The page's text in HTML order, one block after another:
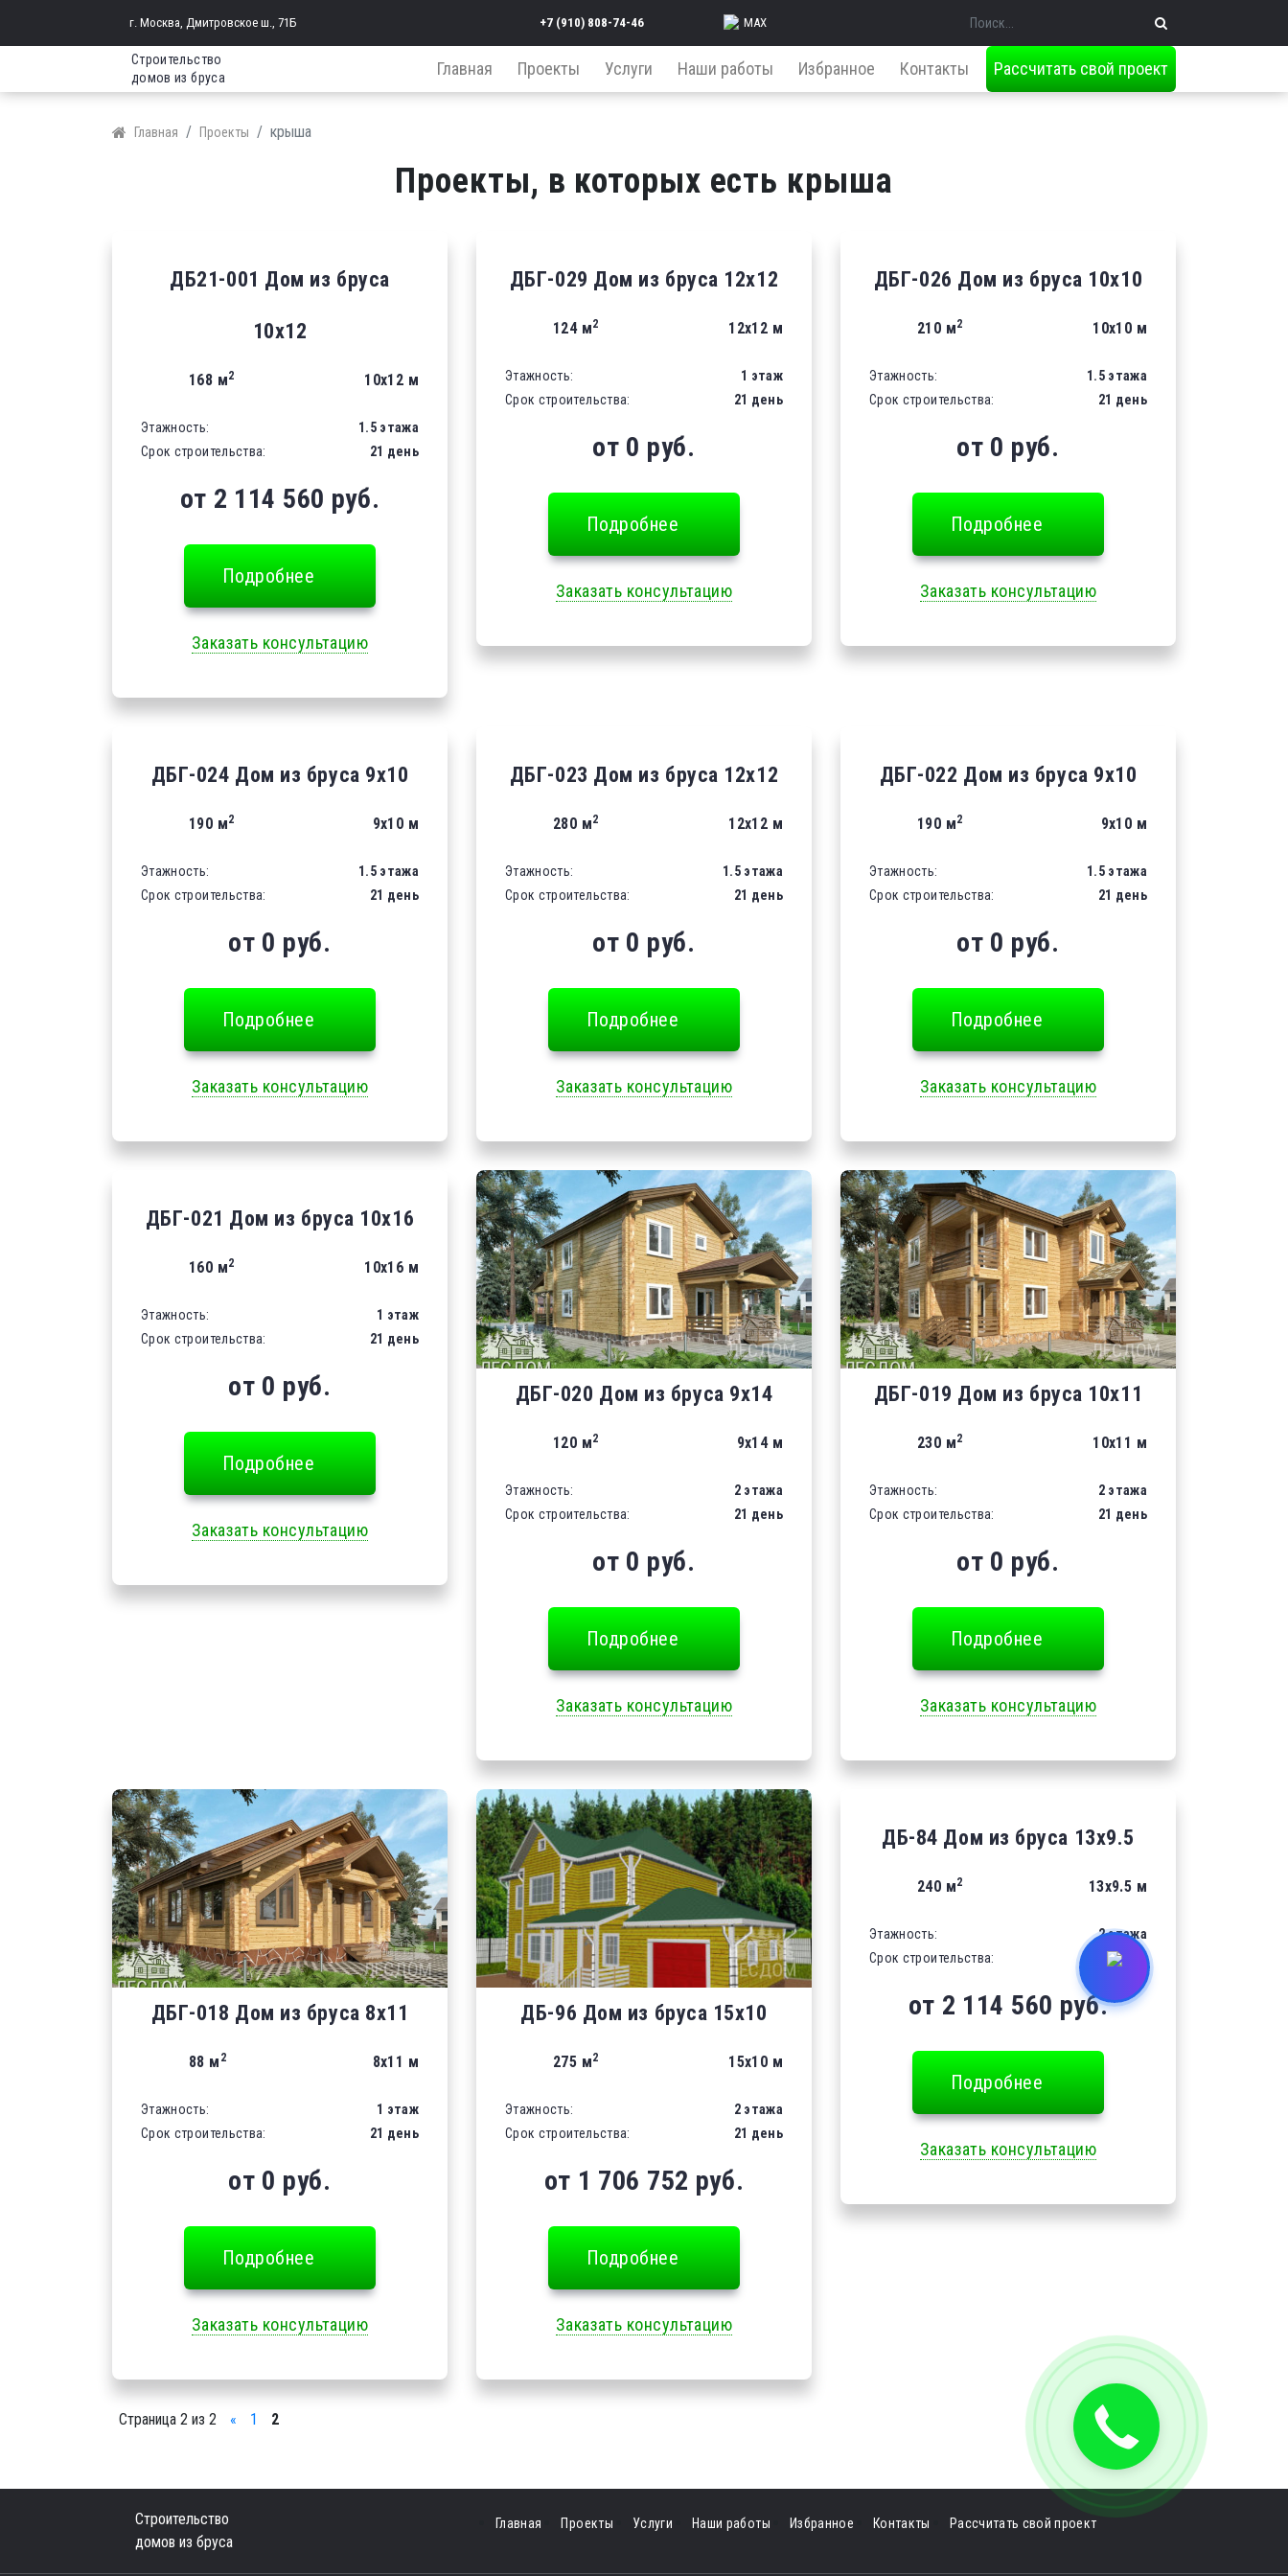
г. Москва, Дмитровское ш., 71Б MAX
+7 (910) 808-74-46 Поиск
Строительство
домов из бруса
Главная Проекты Услуги Наши работы Избранное Контакты Рассчитать свой проект
Главная Проекты крыша
Проекты, в которых есть крыша
ДБ21-001 Дом из бруса
10х12
168 м2 10х12 м
Этажность:
1.5 этажа
Срок строительства:
21 день
от 2 114 560 руб.
Подробнее
Заказать консультацию
ДБГ-029 Дом из бруса 12х12
124 м2 12х12 м
Этажность:
1 этаж
Срок строительства:
21 день
от 0 руб.
Подробнее
Заказать консультацию
ДБГ-026 Дом из бруса 10х10
210 м2 10х10 м
Этажность:
1.5 этажа
Срок строительства:
21 день
от 0 руб.
Подробнее
Заказать консультацию
ДБГ-024 Дом из бруса 9х10
190 м2 9х10 м
Этажность:
1.5 этажа
Срок строительства:
21 день
от 0 руб.
Подробнее
Заказать консультацию
ДБГ-023 Дом из бруса 12х12
280 м2 12х12 м
Этажность:
1.5 этажа
Срок строительства:
21 день
от 0 руб.
Подробнее
Заказать консультацию
ДБГ-022 Дом из бруса 9х10
190 м2 9х10 м
Этажность:
1.5 этажа
Срок строительства:
21 день
от 0 руб.
Подробнее
Заказать консультацию
ДБГ-021 Дом из бруса 10х16
160 м2 10х16 м
Этажность:
1 этаж
Срок строительства:
21 день
от 0 руб.
Подробнее
Заказать консультацию
ДБГ-020 Дом из бруса 9х14
120 м2 9х14 м
Этажность:
2 этажа
Срок строительства:
21 день
от 0 руб.
Подробнее
Заказать консультацию
ДБГ-019 Дом из бруса 10х11
230 м2 10х11 м
Этажность:
2 этажа
Срок строительства:
21 день
от 0 руб.
Подробнее
Заказать консультацию
ДБГ-018 Дом из бруса 8х11
88 м 2 8х11 м
Этажность:
1 этаж
Срок строительства:
21 день
от 0 руб.
Подробнее
Заказать консультацию
ДБ-96 Дом из бруса 15х10
275 м2 15х10 м
Этажность:
2 этажа
Срок строительства:
21 день
от 1 706 752 руб.
Подробнее
Заказать консультацию
ДБ-84 Дом из бруса 13х9.5
240 м2 13х9.5 м
Этажность:
2 этажа
Срок строительства:
21 день
от 2 114 560 руб.
Подробнее
Заказать консультацию
Страница 2 из 2 « 1 2
Строительство
домов из бруса
Главная Проекты Услуги Наши работы Избранное Контакты Рассчитать свой проект